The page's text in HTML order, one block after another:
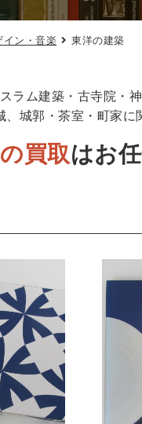
研究 日本史 考
マネジメント・人材管理
学 物理学
タ エネルギー
イン・音楽 東洋の建築
ラム建築・古寺院・
、城郭・茶室・町家
買取はお